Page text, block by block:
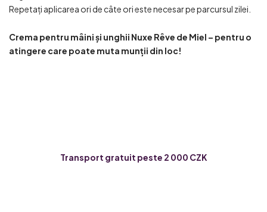
Repetați aplicarea ori de câte ori este necesar pe parcursul zilei.
Crema pentru mâini și unghii Nuxe Rêve de Miel – pentru o
atingere care poate muta munții din loc!
Transport gratuit peste 2 000 CZK